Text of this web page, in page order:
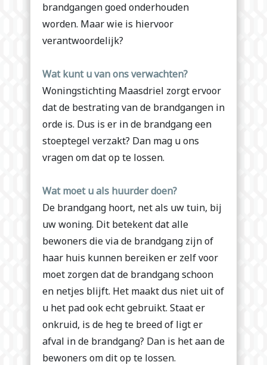
brandgangen goed onderhouden
worden. Maar wie is hiervoor
verantwoordelijk?
Wat kunt u van ons verwachten?
Woningstichting Maasdriel zorgt ervoor
dat de bestrating van de brandgangen in
orde is. Dus is er in de brandgang een
stoeptegel verzakt? Dan mag u ons
vragen om dat op te lossen.
Wat moet u als huurder doen?
De brandgang hoort, net als uw tuin, bij
uw woning. Dit betekent dat alle
bewoners die via de brandgang zijn of
haar huis kunnen bereiken er zelf voor
moet zorgen dat de brandgang schoon
en netjes blijft. Het maakt dus niet uit of
u het pad ook echt gebruikt. Staat er
onkruid, is de heg te breed of ligt er
afval in de brandgang? Dan is het aan de
bewoners om dit op te lossen.